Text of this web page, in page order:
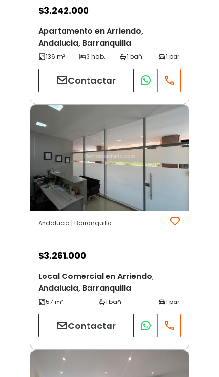
$3.242.000
Apartamento en Arriendo,
Andalucia, Barranquilla
Contactar
Andalucia | Barranquilla
$3.261.000
Local Comercial en Arriendo,
Andalucia, Barranquilla
Contactar